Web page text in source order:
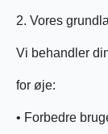
2. Vores
Vi behandler
for øje:
• Forbedre